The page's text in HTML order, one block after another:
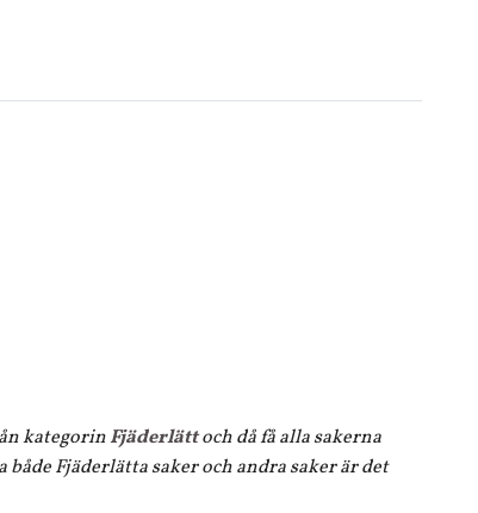
kategorinFjäderlättoch då få alla sakerna
Fjäderlätta saker och andra saker är det